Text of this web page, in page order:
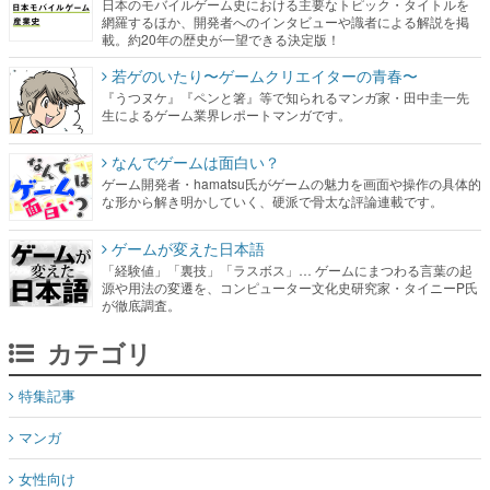
網羅するほか、開発者へのインタビューや識者による解説を掲
載。約20年の歴史が一望できる決定版！
若ゲのいたり〜ゲームクリエイターの青春〜
『うつヌケ』『ペンと箸』等で知られるマンガ家・田中圭一先
生によるゲーム業界レポートマンガです。
なんでゲームは面白い？
ゲーム開発者・hamatsu氏がゲームの魅力を画面や操作の具体的
な形から解き明かしていく、硬派で骨太な評論連載です。
ゲームが変えた日本語
「経験値」「裏技」「ラスボス」… ゲームにまつわる言葉の起
源や用法の変遷を、コンピューター文化史研究家・タイニーP氏
が徹底調査。
カテゴリ
特集記事
マンガ
女性向け